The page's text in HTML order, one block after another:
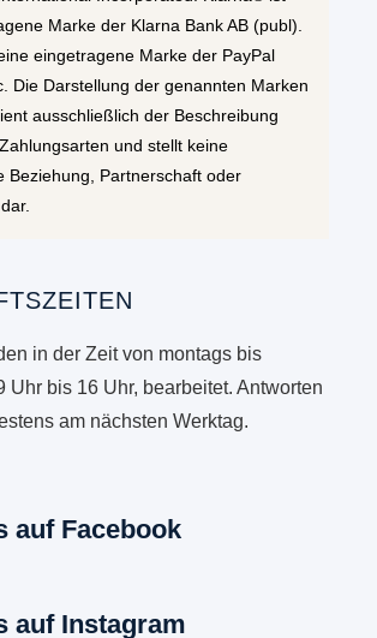
Marke der Klarna Bank AB (publ).
eingetragene Marke der PayPal
Die Darstellung der genannten Marken
ausschließlich der Beschreibung
und stellt keine
Beziehung, Partnerschaft oder
in der Zeit von montags bis
Uhr bis 16 Uhr, bearbeitet. Antworten
am nächsten Werktag.
auf Facebook
auf Instagram